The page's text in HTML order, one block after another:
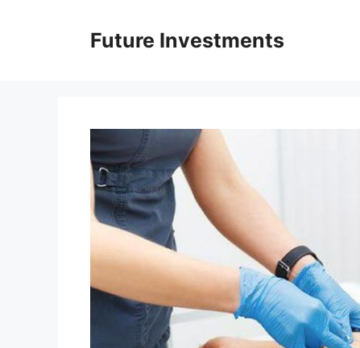
Future Investments